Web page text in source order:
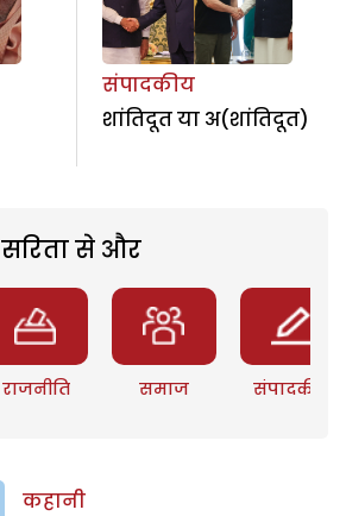
संपादकीय
शांतिदूत या अ(शांतिदूत)
सरिता से और
राजनीति समाज संपादकीय
कहानी